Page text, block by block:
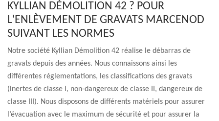
KYLLIAN DÉMOLITION 42 ? POUR
L'ENLÈVEMENT DE GRAVATS MARCENOD
SUIVANT LES NORMES
Notre société Kyllian Démolition 42 réalise le débarras de
gravats depuis des années. Nous connaissons ainsi les
différentes réglementations, les classifications des gravats
(inertes de classe I, non-dangereux de classe II, dangereux de
classe III). Nous disposons de différents matériels pour assurer
l’évacuation avec le maximum de sécurité et pour assurer la